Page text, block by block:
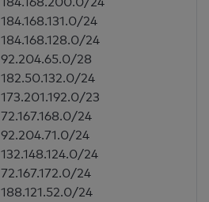
184.168.131.0/24
184.168.128.0/24
92.204.65.0/28
182.50.132.0/24
173.201.192.0/23
72.167.168.0/24
92.204.71.0/24
132.148.124.0/24
72.167.172.0/24
188.121.52.0/24